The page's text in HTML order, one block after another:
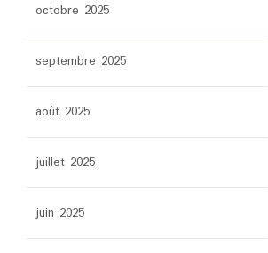
octobre 2025
septembre 2025
août 2025
juillet 2025
juin 2025